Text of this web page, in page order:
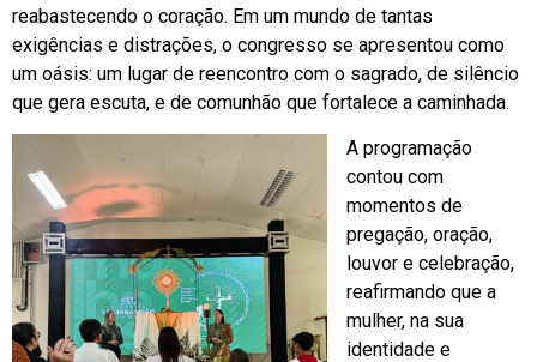
reabastecendo o coração. Em um mundo de tantas
exigências e distrações, o congresso se apresentou como
um oásis: um lugar de reencontro com o sagrado, de silêncio
que gera escuta, e de comunhão que fortalece a caminhada.
A programação
contou com
momentos de
pregação, oração,
louvor e celebração,
reafirmando que a
mulher, na sua
identidade e